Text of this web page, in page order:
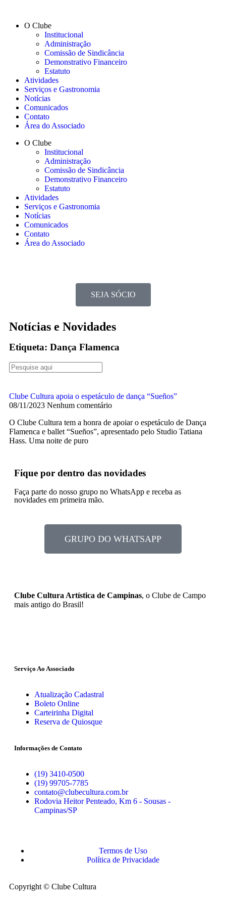
O Clube
Institucional
Administração
Comissão de Sindicância
Demonstrativo Financeiro
Estatuto
Atividades
Serviços e Gastronomia
Notícias
Comunicados
Contato
Área do Associado
O Clube
Institucional
Administração
Comissão de Sindicância
Demonstrativo Financeiro
Estatuto
Atividades
Serviços e Gastronomia
Notícias
Comunicados
Contato
Área do Associado
SEJA SÓCIO
Notícias e Novidades
Etiqueta: Dança Flamenca
Clube Cultura apoia o espetáculo de dança “Sueños”
08/11/2023 Nenhum comentário
O Clube Cultura tem a honra de apoiar o espetáculo de Dança
Flamenca e ballet “Sueños”, apresentado pelo Studio Tatiana
Hass. Uma noite de puro
Fique por dentro das novidades
Faça parte do nosso grupo no WhatsApp e receba as
novidades em primeira mão.
GRUPO DO WHATSAPP
Clube Cultura Artística de Campinas, o Clube de Campo
mais antigo do Brasil!
Serviço Ao Associado
Atualização Cadastral
Boleto Online
Carteirinha Digital
Reserva de Quiosque
Informações de Contato
(19) 3410-0500
(19) 99705-7785
contato@clubecultura.com.br
Rodovia Heitor Penteado, Km 6 - Sousas -
Campinas/SP
Termos de Uso
Política de Privacidade
Copyright © Clube Cultura